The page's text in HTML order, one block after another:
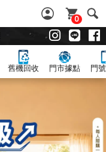
0
舊機回收 門市據點 門